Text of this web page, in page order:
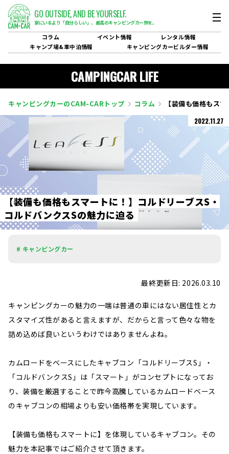
GO OUTSIDE,AND BE YOURSELF.
家にいるより「自分らしい」、 最高のキャンピングカー旅を。
コラム イベント情報 レンタル情報
キャンプ場&車中泊情報 キャンピングカービルダー情報
CAMPINGCAR LIFE
キャンピングカーのCAM-CARトップ コラム 【装備も価格もス
2022.11.27
【装備も価格もスマー トに ！ 】 コルドリーブスS ・
コルドバンクスSの魅力に迫る
# キャンピングカー
最終更新日: 2026.03.10
キャンピングカーの魅力の一端は普通の車にはない居住性とカ
スタマイズ性があると言えますが、だからと言って色々な物を
詰め込めば良いというわけではありませんよね。
カムロードをベースにしたキャブコン「コルドリーブスS」・
「コルドバンクスS」は「スマート」がコンセプトになってお
り、装備を厳選することで昨今高騰しているカムロードベース
のキャブコンの相場よりも安い価格帯を実現しています。
【装備も価格もスマートに】を体現しているキャブコン。その
魅力を本記事ではご紹介させて頂きます。